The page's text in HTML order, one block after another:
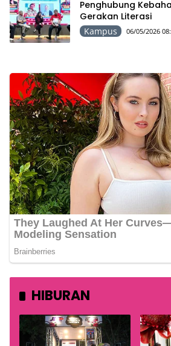
Penghubung
Gerakan Literasi
Kampus 06/05/2026
HIBURAN